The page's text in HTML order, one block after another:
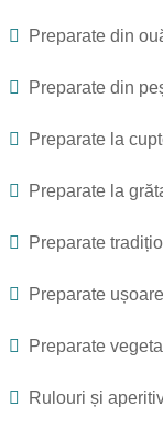
Preparate din
Preparate din
Preparate la
Preparate la
Preparate
Preparate ușoare
Preparate
Rulouri și